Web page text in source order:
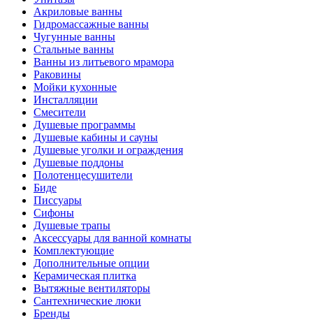
Акриловые ванны
Гидромассажные ванны
Чугунные ванны
Стальные ванны
Ванны из литьевого мрамора
Раковины
Мойки кухонные
Инсталляции
Смесители
Душевые программы
Душевые кабины и сауны
Душевые уголки и ограждения
Душевые поддоны
Полотенцесушители
Биде
Писсуары
Сифоны
Душевые трапы
Аксессуары для ванной комнаты
Комплектующие
Дополнительные опции
Керамическая плитка
Вытяжные вентиляторы
Сантехнические люки
Бренды